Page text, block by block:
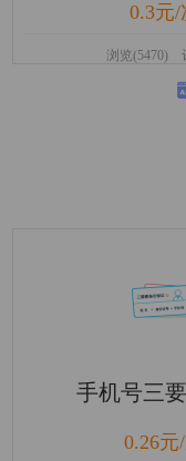
0.3元/
浏览(5470)
手机号三
0.26元